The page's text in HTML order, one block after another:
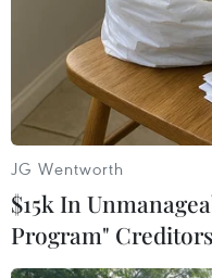
UNIFIL vào năm
rút quân khỏi lãnh
JG Wentworth
$15k In
Program"